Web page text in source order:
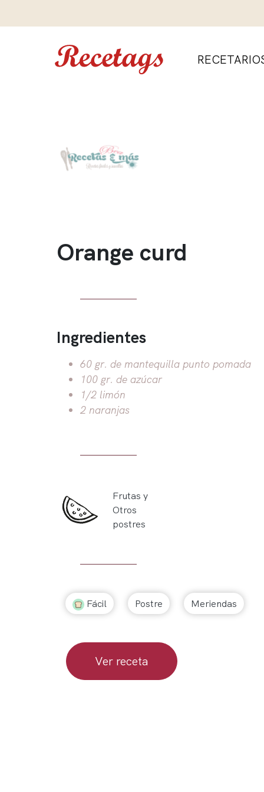
Orange curd
Ingredientes
60 gr. de mantequilla punto pomada
100 gr. de azúcar
1/2 limón
2 naranjas
Frutas y
Otros
postres
Fácil Postre Meriendas
Ver receta